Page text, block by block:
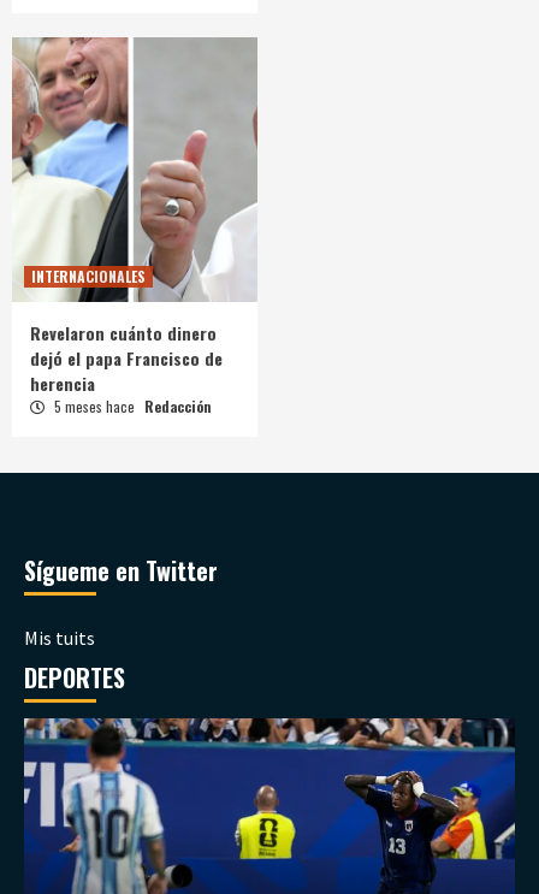
INTERNACIONALES
Revelaron cuánto dinero
dejó el papa Francisco de
herencia
5 meses hace Redacción
Sígueme en Twitter
Mis tuits
DEPORTES